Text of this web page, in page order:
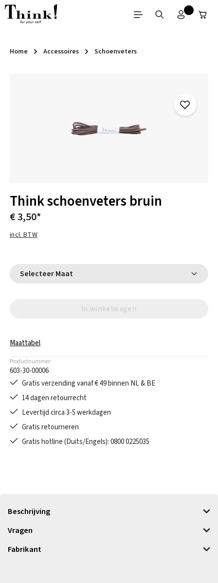
Ga naar de hoofdinhoud
Home Accessoires Schoenveters
Think schoenveters bruin
€ 3,50*
incl. BTW
Selecteer Maat
In winkelwagen
Maattabel
Productnummer:
603-30-00006
Gratis verzending vanaf € 49 binnen NL & BE
14 dagen retourrecht
Levertijd circa 3-5 werkdagen
Gratis retourneren
Gratis hotline (Duits/Engels): 0800 0225035
Beschrijving
Vragen
Fabrikant